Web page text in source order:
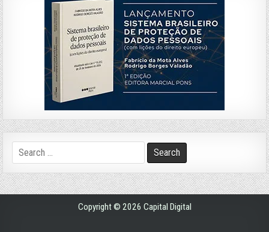
Search
for:
Copyright © 2026 Capital Digital